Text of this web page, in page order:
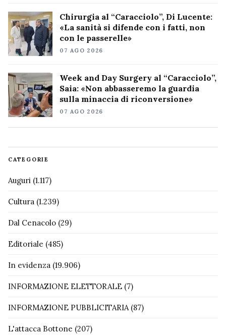
Chirurgia al “Caracciolo”, Di Lucente:
«La sanità si difende con i fatti, non
con le passerelle»
07 AGO 2026
Week and Day Surgery al “Caracciolo”,
Saia: «Non abbasseremo la guardia
sulla minaccia di riconversione»
07 AGO 2026
CATEGORIE
Auguri (1.117)
Cultura (1.239)
Dal Cenacolo (29)
Editoriale (485)
In evidenza (19.906)
INFORMAZIONE ELETTORALE (7)
INFORMAZIONE PUBBLICITARIA(87)
L'attacca Bottone (207)